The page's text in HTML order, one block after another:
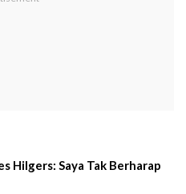
Hilgers: Saya Tak Berharap